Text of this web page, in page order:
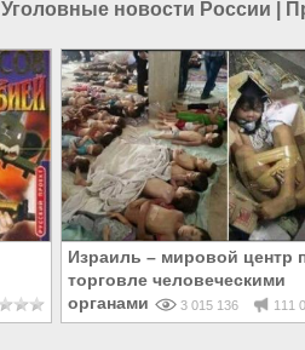
Уголовные новости России
Израиль – мировой центр
торговле человеческими
органами
3 015 136 111